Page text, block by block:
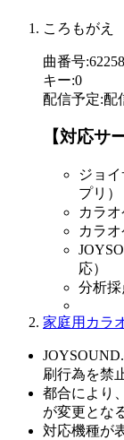
ころもがえ
曲番号:
キー:0
配信予定:配
【対応サ
ジョ
プリ）
カラ
カラオ
応）
分析採
家庭用カラ
刷行為を禁
都合により
が変更とな
対応機種が